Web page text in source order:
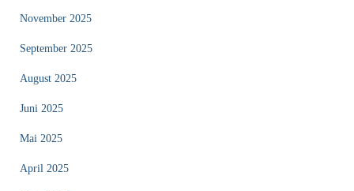
November 2025
September 2025
August 2025
Juni 2025
Mai 2025
April 2025